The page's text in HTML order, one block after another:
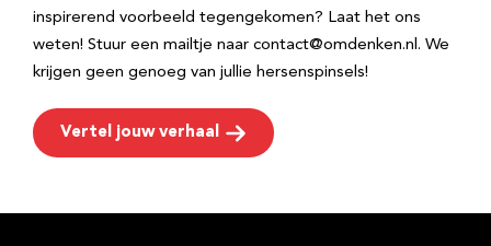
inspirerend voorbeeld tegengekomen? Laat het ons
weten! Stuur een mailtje naar contact@omdenken.nl. We
krijgen geen genoeg van jullie hersenspinsels!
Vertel jouw verhaal